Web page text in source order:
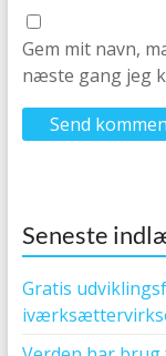
Gem mit navn,
næste gang jeg
Seneste
Gratis